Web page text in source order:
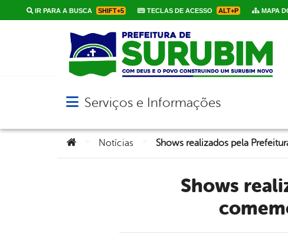
IR PARA A BUSCA SHIFT+5 TECLAS DE ACESSO ALT+P MAPA
Abrir menu principal de navegação
Serviços e Informações
Você está aqui:
Notícias
Shows realizados pela Prefeitura de Surubim em